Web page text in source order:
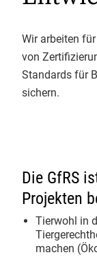
1
Handel
Mo - Fr:
Bio-Links
Kontakt
Wir arbeiten
von
Standards für
sichern.
Die GfRS
Projekten
Tierwohl in
machen